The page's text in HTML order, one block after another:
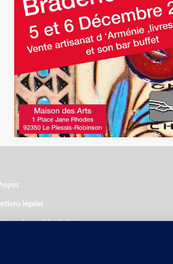
légales
de confidentialité